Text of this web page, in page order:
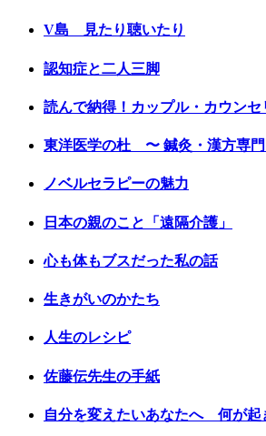
V島 見たり聴いたり
認知症と二人三脚
読んで納得！カップル・カウンセ
東洋医学の杜 〜 鍼灸・漢方専
ノベルセラピーの魅力
日本の親のこと「遠隔介護」
心も体もブスだった私の話
生きがいのかたち
人生のレシピ
佐藤伝先生の手紙
自分を変えたいあなたへ 何が起